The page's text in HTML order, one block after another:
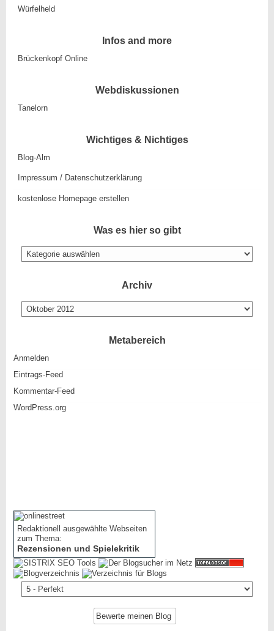
Würfelheld
Infos and more
Brückenkopf Online
Webdiskussionen
Tanelorn
Wichtiges & Nichtiges
Blog-Alm
Impressum / Datenschutzerklärung
kostenlose Homepage erstellen
Was es hier so gibt
Was
es
Archiv
Archiv
Metabereich
Anmelden
Eintrags-Feed
Kommentar-Feed
WordPress.org
Redaktionell ausgewählte Webseiten
zum Thema:
Rezensionen und Spielekritik